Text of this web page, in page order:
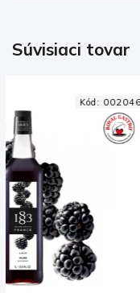
Súvisiaci tovar